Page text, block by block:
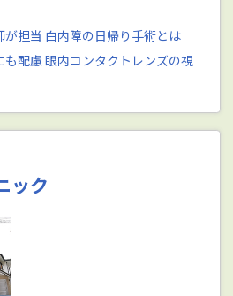
担当 白内障の日帰り手術とは
配慮 眼内コンタクトレンズの視
ック